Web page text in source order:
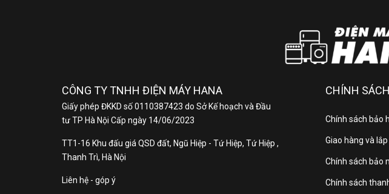
Năm ra mắt: 2025
Sản xuất tại: Indonesia
Bảo hành: 24 tháng
Thông tin sản phẩm
Nếu bạn đang tìm kiếm một
thìSmart Tivi NanoCell LG AI 4K
điều hành webOS 25 hiện đại,
CÔNG TY TNHH ĐIỆN MÁY HANA
Giấy phép ĐKKD số 0110387423 do Sở Kế hoạch và Đầu
tư TP Hà Nội Cấp ngày 14/06/2023
TT1-16 Khu đấu giá QSD đất, Ngũ Hiệp - Tứ Hiệp, Tứ Hiệp ,
Thanh Trì, Hà Nội
Liên hệ - góp ý
CHÍNH
Chính sách bảo
Giao hàng và
Chính sách bảo
Chính sách